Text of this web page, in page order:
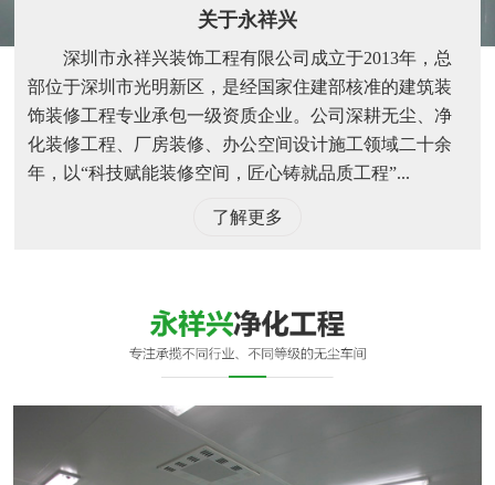
关于永祥兴
深圳市永祥兴装饰工程有限公司成立于2013年，总
部位于深圳市光明新区，是经国家住建部核准的建筑装
饰装修工程专业承包一级资质企业。公司深耕无尘、净
化装修工程、厂房装修、办公空间设计施工领域二十余
年，以“科技赋能装修空间，匠心铸就品质工程”...
了解更多